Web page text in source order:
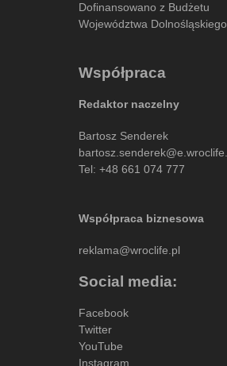
Dofinansowano z Budżetu
Województwa Dolnośląskiego
Współpraca
Redaktor naczelny
Bartosz Senderek
Tel: +48 661 074 777
Współpraca biznesowa
reklama@wroclife.pl
Social media:
Facebook
Twitter
YouTube
Instagram